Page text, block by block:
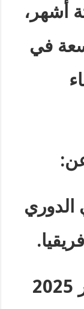
أشهر،
في
:
الدوري
.
قطر 2025